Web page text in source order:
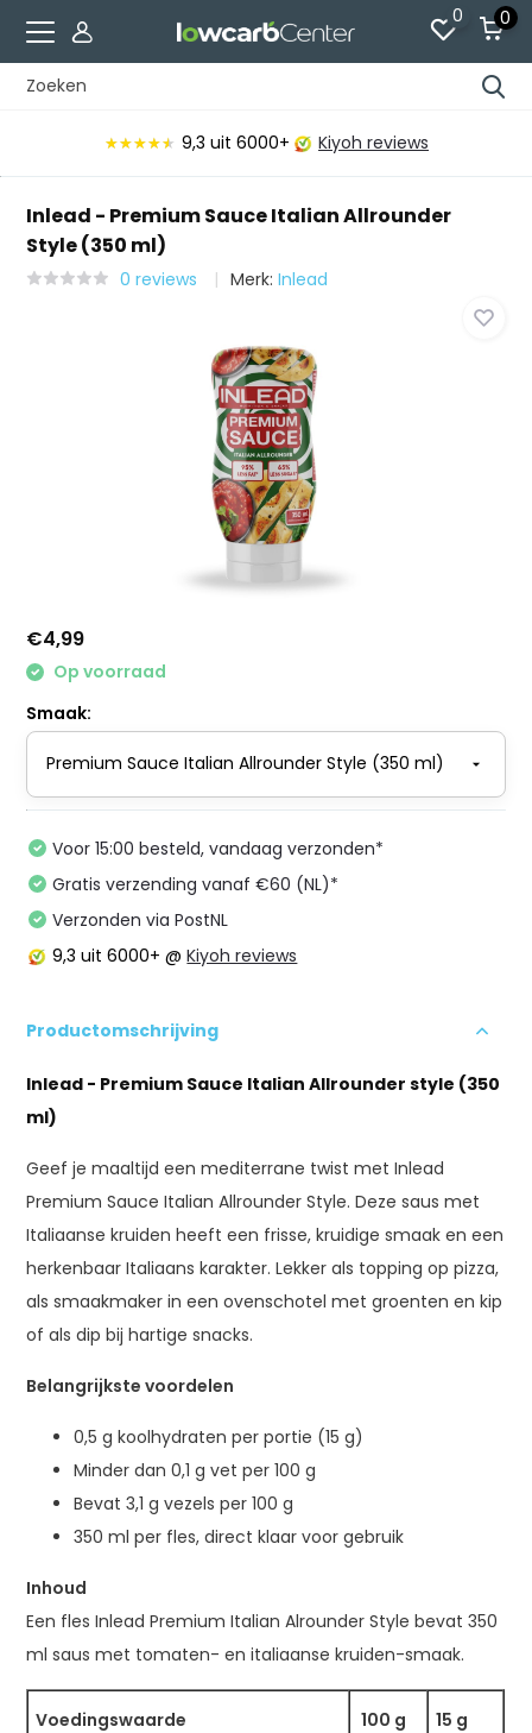
0 0
★★★★★
★★★★★ 9,3 uit 6000+ Kiyoh reviews
Inlead - Premium Sauce Italian Allrounder
Style (350 ml)
0 reviews Merk:Inlead
€4,99
Op voorraad
Smaak:
Voor 15:00 besteld, vandaag verzonden*
Gratis verzending vanaf €60 (NL)*
Verzonden via PostNL
9,3 uit 6000+ @Kiyoh reviews
Productomschrijving
Inlead - Premium Sauce Italian Allrounder style (350
ml)
Geef je maaltijd een mediterrane twist met Inlead
Premium Sauce Italian Allrounder Style. Deze saus met
Italiaanse kruiden heeft een frisse, kruidige smaak en een
herkenbaar Italiaans karakter. Lekker als topping op pizza,
als smaakmaker in een ovenschotel met groenten en kip
of als dip bij hartige snacks.
Belangrijkste voordelen
0,5 g koolhydraten per portie (15 g)
Minder dan 0,1 g vet per 100 g
Bevat 3,1 g vezels per 100 g
350 ml per fles, direct klaar voor gebruik
Inhoud
Een fles Inlead Premium Italian Alrounder Style bevat 350
ml saus met tomaten- en italiaanse kruiden-smaak.
Voedingswaarde 100 g 15 g